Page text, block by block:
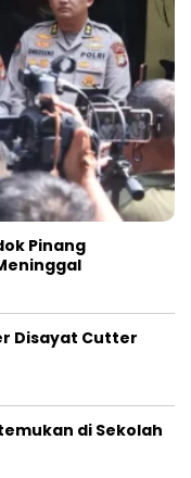
Pinang
Disayat Cutter
di Sekolah